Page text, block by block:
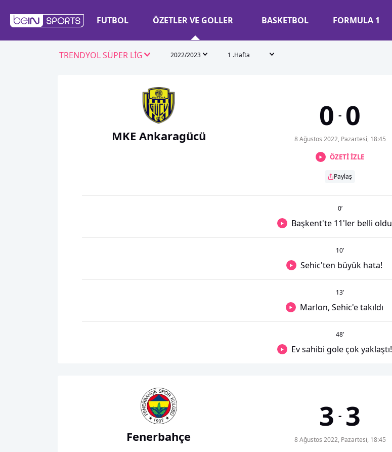
FUTBOL ÖZETLER VE GOLLER BASKETBOL FORMULA 1
TRENDYOL SÜPER LİG 2022/2023 1 .Hafta
MKE Ankaragücü
0 - 0
8 Ağustos 2022, Pazartesi, 18:45
ÖZETİ İZLE
Paylaş
0’
Başkent'te 11'ler belli oldu
10’
Sehic'ten büyük hata!
13’
Marlon, Sehic'e takıldı
48’
Ev sahibi gole çok yaklaştı!
Fenerbahçe
3 - 3
8 Ağustos 2022, Pazartesi, 18:45